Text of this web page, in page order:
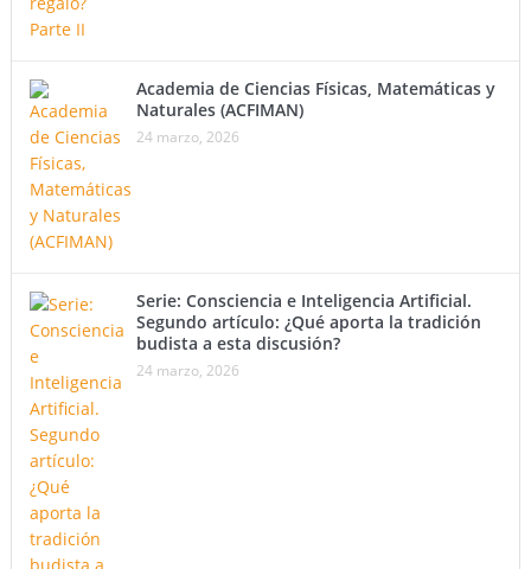
Academia de Ciencias Físicas, Matemáticas y
Naturales (ACFIMAN)
24 marzo, 2026
Serie: Consciencia e Inteligencia Artificial.
Segundo artículo: ¿Qué aporta la tradición
budista a esta discusión?
24 marzo, 2026